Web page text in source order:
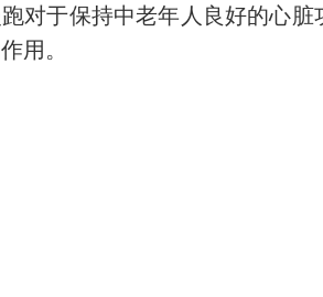
于保持中老年人良好的心脏
用。